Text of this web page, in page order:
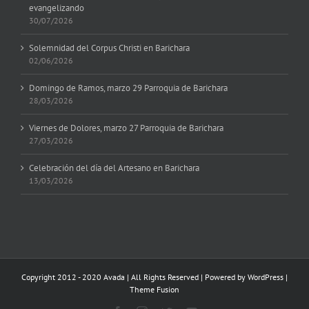
evangelizando
30/07/2026
Solemnidad del Corpus Christi en Barichara
02/06/2026
Domingo de Ramos, marzo 29 Parroquia de Barichara
28/03/2026
Viernes de Dolores, marzo 27 Parroquia de Barichara
27/03/2026
Celebración del día del Artesano en Barichara
13/03/2026
Copyright 2012 - 2020 Avada | All Rights Reserved | Powered by WordPress |
Theme Fusion